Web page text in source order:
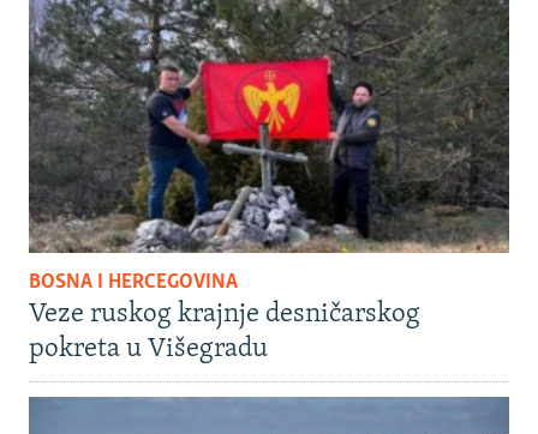
BOSNA I HERCEGOVINA
Veze ruskog krajnje desničarskog
pokreta u Višegradu